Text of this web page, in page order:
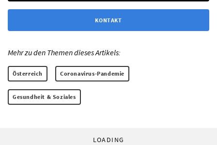
KONTAKT
Mehr zu den Themen dieses Artikels:
Österreich Coronavirus-Pandemie
Gesundheit & Soziales
LOADING